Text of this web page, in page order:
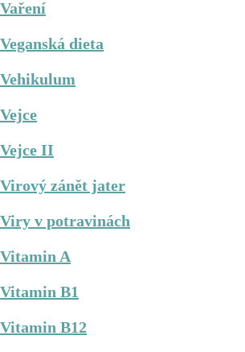
Vaření
Veganská dieta
Vehikulum
Vejce
Vejce II
Virový zánět jater
Viry v potravinách
Vitamin A
Vitamin B1
Vitamin B12